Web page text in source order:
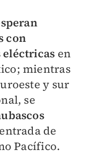
con
eléctricas en
mientras
y sur
se
de
Pacífico.